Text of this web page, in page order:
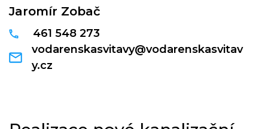
Jaromír Zobač
461 548 273
vodarenskasvitavy@vodarenskasvitav
y.cz